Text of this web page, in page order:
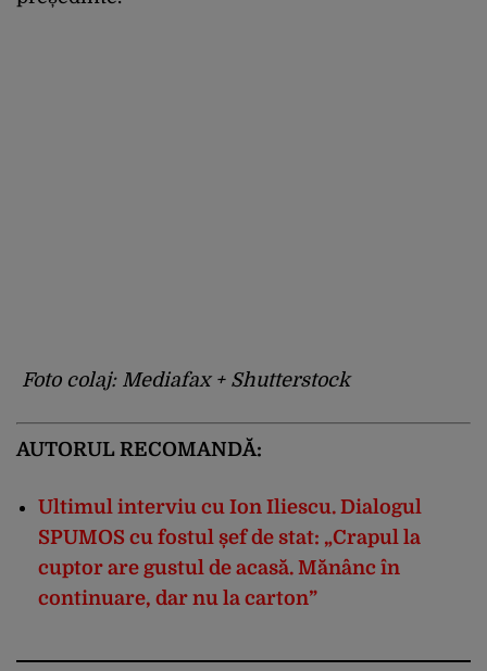
Foto colaj: Mediafax + Shutterstock
AUTORUL RECOMANDĂ:
Ultimul interviu cu Ion Iliescu. Dialogul
SPUMOS cu fostul șef de stat: „Crapul la
cuptor are gustul de acasă. Mănânc în
continuare, dar nu la carton”